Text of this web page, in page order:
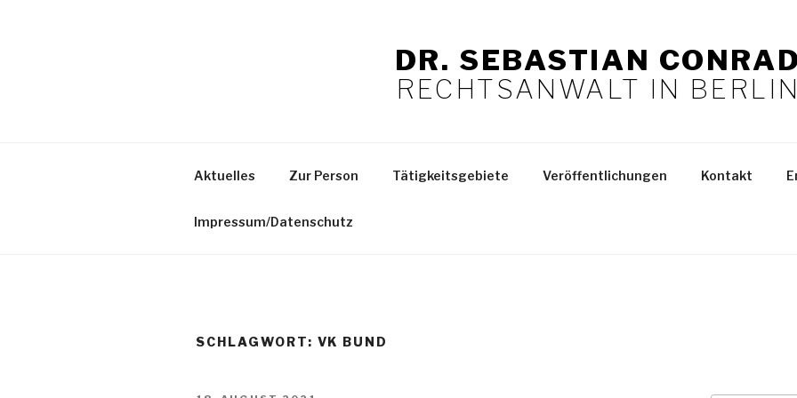
DR. SEBASTIAN CONRAD
RECHTSANWALT IN BERLIN
Aktuelles Zur Person Tätigkeitsgebiete Veröffentlichungen Kontakt
Impressum/Datenschutz
SCHLAGWORT: VK BUND